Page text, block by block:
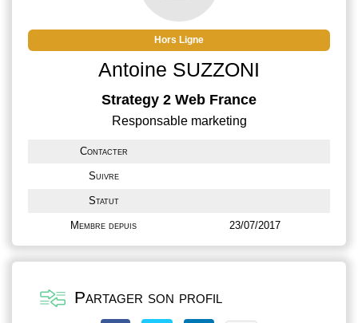
Hors Ligne
Antoine SUZZONI
Strategy 2 Web France
Responsable marketing
Contacter
Suivre
Statut
Membre depuis 23/07/2017
Partager son profil